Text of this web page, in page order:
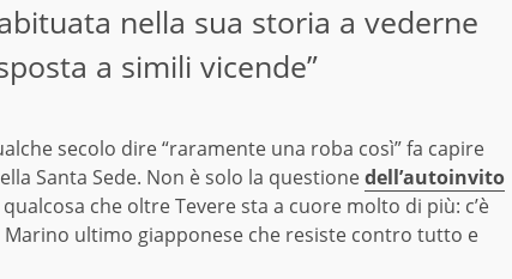
nella sua storia a vederne
a simili vicende”
secolo dire “raramente una roba così” fa capire
Santa Sede. Non è solo la questionedell’autoinvito
che oltre Tevere sta a cuore molto di più: c’è
Marino ultimo giapponese che resiste contro tutto e